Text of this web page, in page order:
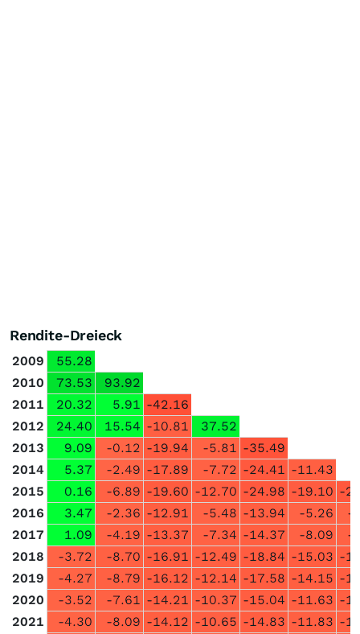
Rendite-Dreieck
2009
55.28
2010
73.53
93.92
2011
20.32 5.91 -42.16
2012
24.40 15.54 -10.81
37.52
2013
9.09 -0.12 -19.94 -5.81 -35.49
2014
5.37 -2.49 -17.89 -7.72 -24.41 -11.43
2015
0.16 -6.89 -19.60 -12.70 -24.98 -19.10 -
2016
3.47 -2.36 -12.91 -5.48 -13.94 -5.26
-
2017
1.09 -4.19 -13.37 -7.34 -14.37 -8.09
-
2018
-3.72 -8.70 -16.91 -12.49 -18.84 -15.03 -
2019
-4.27 -8.79 -16.12 -12.14 -17.58 -14.15 -
2020
-3.52 -7.61 -14.21 -10.37 -15.04 -11.63 -
2021
-4.30 -8.09 -14.12 -10.65 -14.83 -11.83 -